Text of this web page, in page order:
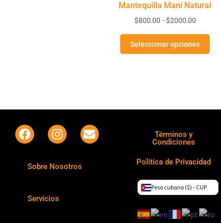
Mantequilla Maní Natural
$800.00 -$2000.00
Seleccionar opciones
Sobre Nosotros
Servicios
Términos y
Condiciones
Política de Privacidad
Peso cubano ($) - CUP